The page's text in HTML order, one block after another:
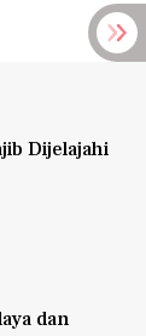
Dijelajahi
dan